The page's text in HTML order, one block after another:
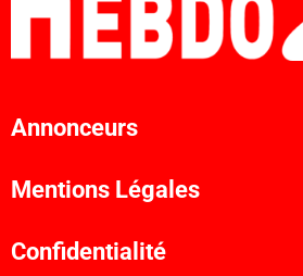
Annonceurs
Mentions Légales
Confidentialité